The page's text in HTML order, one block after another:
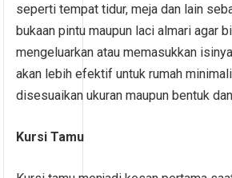
seperti tempat tidur, meja dan lain
bukaan pintu maupun laci almari agar
mengeluarkan atau memasukkan
akan lebih efektif untuk rumah
disesuaikan ukuran maupun bentuk
Kursi Tamu